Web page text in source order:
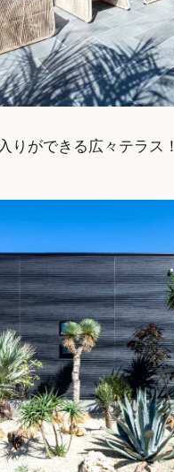
りができる広々テラス！